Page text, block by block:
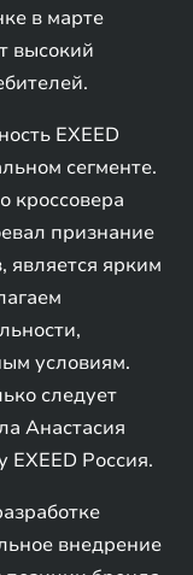
в марте
высокий
EXEED
сегменте.
кроссовера
признание
является ярким
условиям.
следует
Анастасия
EXEED Россия.
внедрение